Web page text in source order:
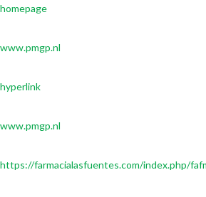
homepage
www.pmgp.nl
hyperlink
www.pmgp.nl
https://farmacialasfuentes.com/index.php/